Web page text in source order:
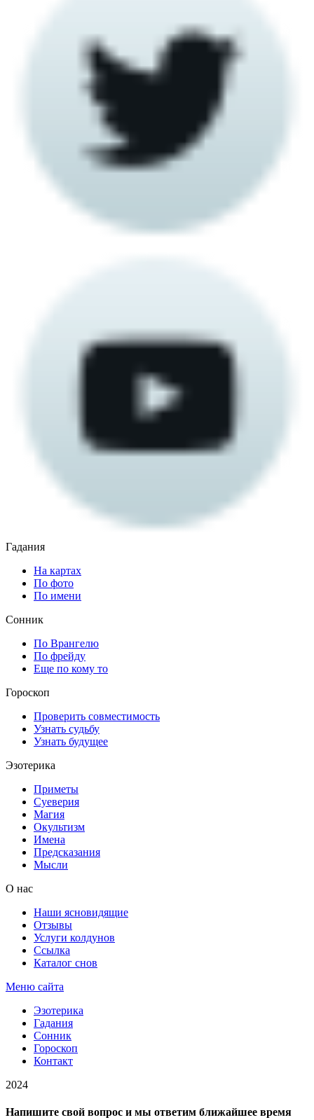
Гадания
На картах
По фото
По имени
Сонник
По Врангелю
По фрейду
Еще по кому то
Гороскоп
Проверить совместимость
Узнать судьбу
Узнать будущее
Эзотерика
Приметы
Суеверия
Магия
Окультизм
Имена
Предсказания
Мысли
О нас
Наши ясновидящие
Отзывы
Услуги колдунов
Ссылка
Каталог снов
Меню сайта
Эзотерика
Гадания
Сонник
Гороскоп
Контакт
2024
Напишите свой вопрос и мы ответим ближайшее время